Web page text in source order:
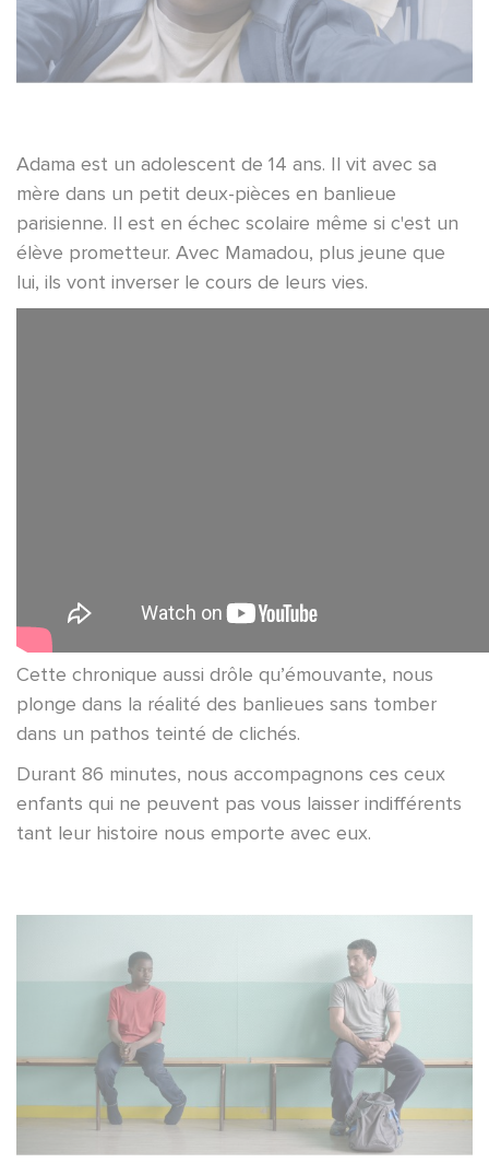
Adama est un adolescent de 14 ans. Il vit avec sa
mère dans un petit deux-pièces en banlieue
parisienne. Il est en échec scolaire même si c'est un
élève prometteur. Avec Mamadou, plus jeune que
lui, ils vont inverser le cours de leurs vies.
Cette chronique aussi drôle qu’émouvante, nous
plonge dans la réalité des banlieues sans tomber
dans un pathos teinté de clichés.
Durant 86 minutes, nous accompagnons ces ceux
enfants qui ne peuvent pas vous laisser indifférents
tant leur histoire nous emporte avec eux.